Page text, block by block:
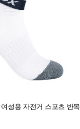
성용 자전거 스포츠 반목